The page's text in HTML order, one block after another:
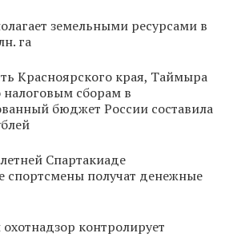
земельными ресурсами в
га
Красноярского края, Таймыра
сборам в
бюджет России составила
Спартакиаде
спортсмены получат денежные
контролирует